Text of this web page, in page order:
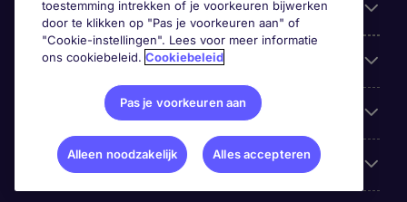
Onze expertise
Google Rating
Mobile apps
Over Michael Page
toestemming intrekken of je voorkeuren bijwerken
door te klikken op "Pas je voorkeuren aan" of
"Cookie-instellingen". Lees voor meer informatie
ons cookiebeleid. Cookiebeleid
Pas je voorkeuren aan
Alleen noodzakelijk Alles accepteren